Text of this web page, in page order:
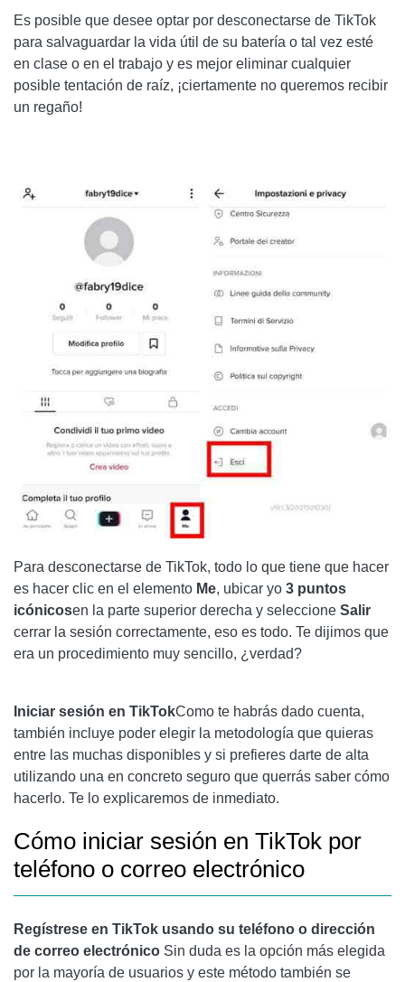
Es posible que desee optar por desconectarse de TikTok
para salvaguardar la vida útil de su batería o tal vez esté
en clase o en el trabajo y es mejor eliminar cualquier
posible tentación de raíz, ¡ciertamente no queremos recibir
un regaño!
Para desconectarse de TikTok, todo lo que tiene que hacer
es hacer clic en el elemento Me, ubicar yo 3 puntos
icónicosen la parte superior derecha y seleccione Salir
cerrar la sesión correctamente, eso es todo. Te dijimos que
era un procedimiento muy sencillo, ¿verdad?
Iniciar sesión en TikTokComo te habrás dado cuenta,
también incluye poder elegir la metodología que quieras
entre las muchas disponibles y si prefieres darte de alta
utilizando una en concreto seguro que querrás saber cómo
hacerlo. Te lo explicaremos de inmediato.
Cómo iniciar sesión en TikTok por
teléfono o correo electrónico
Regístrese en TikTok usando su teléfono o dirección
de correo electrónico Sin duda es la opción más elegida
por la mayoría de usuarios y este método también se